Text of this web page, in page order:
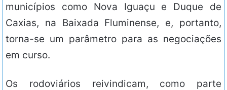
municípios como Nova Iguaçu e Duque de
Caxias, na Baixada Fluminense, e, portanto,
torna-se um parâmetro para as negociações
em curso.
Os rodoviários reivindicam, como parte